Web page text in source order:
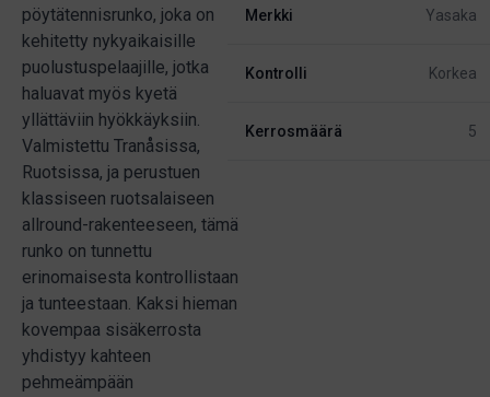
pöytätennisrunko, joka on
kehitetty nykyaikaisille
puolustuspelaajille, jotka
haluavat myös kyetä
yllättäviin hyökkäyksiin.
Valmistettu Tranåsissa,
Ruotsissa, ja perustuen
klassiseen ruotsalaiseen
allround-rakenteeseen, tämä
runko on tunnettu
erinomaisesta kontrollistaan
ja tunteestaan. Kaksi hieman
kovempaa sisäkerrosta
yhdistyy kahteen
pehmeämpään
Merkki Yasaka
Kontrolli Korkea
Kerrosmäärä 5